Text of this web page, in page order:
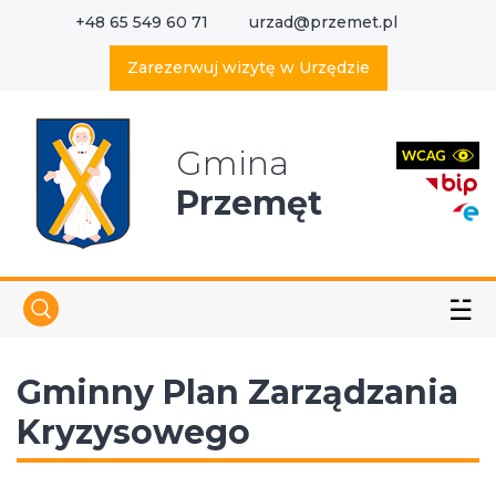
+48 65 549 60 71 urzad@przemet.pl
Zarezerwuj wizytę w Urzędzie
Gmina
Przemęt
☱
Gminny Plan Zarządzania
Kryzysowego
Wyszukaj w serwisie